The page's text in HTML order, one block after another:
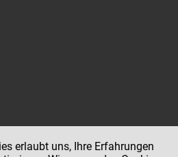
erlaubt uns, Ihre Erfahrungen